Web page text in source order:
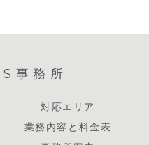
事務所
対応エリア
業務内容と料金表